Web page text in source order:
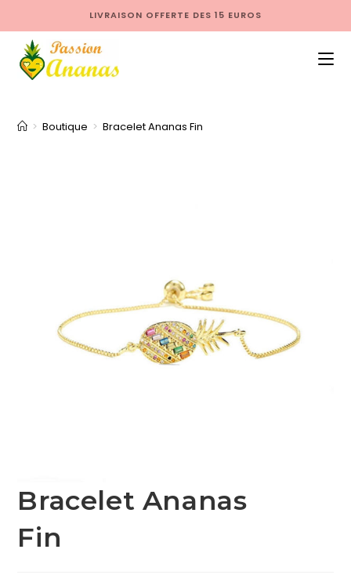
LIVRAISON OFFERTE DES 15 EUROS
> Boutique > Bracelet Ananas Fin
Bracelet Ananas
Fin